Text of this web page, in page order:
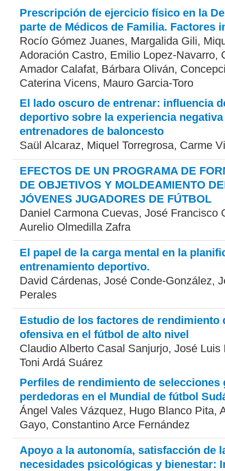
Prescripción de ejercicio físico en la
parte de Médicos de Familia. Factores
Rocío Gómez Juanes, Margalida Gili,
Adoración Castro, Emilio Lopez-Navarro,
Amador Calafat, Bárbara Oliván,
Caterina Vicens, Mauro Garcia-Toro
El lado oscuro de entrenar: influencia
deportivo sobre la experiencia negativa
entrenadores de baloncesto
Saül Alcaraz, Miquel Torregrosa, Carme
EFECTOS DE UN PROGRAMA DE
DE OBJETIVOS Y MOLDEAMIENTO
JÓVENES JUGADORES DE FÚTBOL
Daniel Carmona Cuevas, José Francisco
Aurelio Olmedilla Zafra
El papel de la carga mental en la
entrenamiento deportivo.
David Cárdenas, José Conde-González,
Perales
Estudio de los factores de rendimiento
ofensiva en el fútbol de alto nivel
Claudio Alberto Casal Sanjurjo, José Luis
Toni Ardá Suárez
Perfiles de rendimiento de selecciones
perdedoras en el Mundial de fútbol
Ángel Vales Vázquez, Hugo Blanco Pita,
Gayo, Constantino Arce Fernández
Apoyo a la autonomía, satisfacción de
necesidades psicológicas y bienestar: